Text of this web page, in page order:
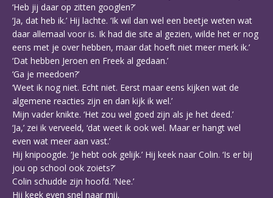
‘Heb jij daar op zitten googlen?’
‘Ja, dat heb ik.’ Hij lachte. ‘Ik wil dan wel een beetje weten wat
daar allemaal voor is. Ik had die site al gezien, wilde het er nog
eens met je over hebben, maar dat hoeft niet meer merk ik.’
‘Dat hebben Jeroen en Freek al gedaan.’
‘Ga je meedoen?’
‘Weet ik nog niet. Echt niet. Eerst maar eens kijken wat de
algemene reacties zijn en dan kijk ik wel.’
Mijn vader knikte. ‘Het zou wel goed zijn als je het deed.’
‘Ja,’ zei ik verveeld, ‘dat weet ik ook wel. Maar er hangt wel
even wat meer aan vast.’
Hij knipoogde. ‘Je hebt ook gelijk.’ Hij keek naar Colin. ‘Is er bij
jou op school ook zoiets?’
Colin schudde zijn hoofd. ‘Nee.’
Hij keek even snel naar mij.